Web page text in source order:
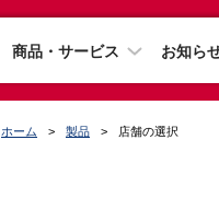
商品・サービス お知ら
ホーム 製品 店舗の選択